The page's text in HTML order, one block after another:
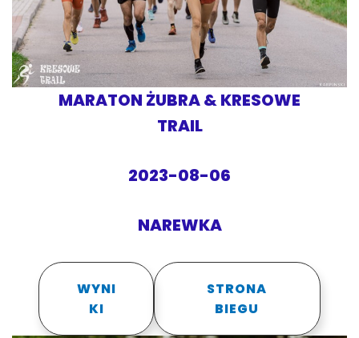
MARATON ŻUBRA & KRESOWE
TRAIL
2023-08-06
NAREWKA
WYNI
KI
STRONA
BIEGU